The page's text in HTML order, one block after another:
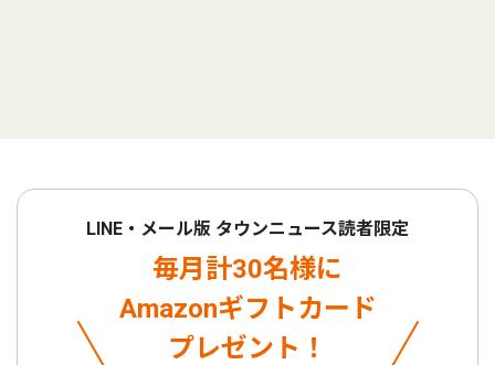
LINE・メール版 タウンニュース読者限定
毎月計30名様に
Amazonギフトカード
プレゼント！